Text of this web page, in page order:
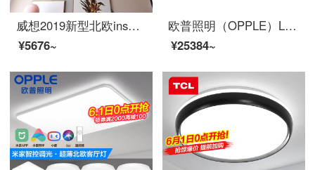
威想2019新型北欧ins風少女寝室灯創意リビングランプネットの赤と暖かいロマンチックな結婚部屋の女の子LED水晶のヘッドランプ21頭-直径90 cm-暖かい光
¥5676~
欧普照明（OPPLE）LEDインテリジェントシーリングライト客厅灯小米AI语音米家APP控制ランプ灯飾套餐 インテリジェント音箱/AI智控调光 品见白
¥25384~